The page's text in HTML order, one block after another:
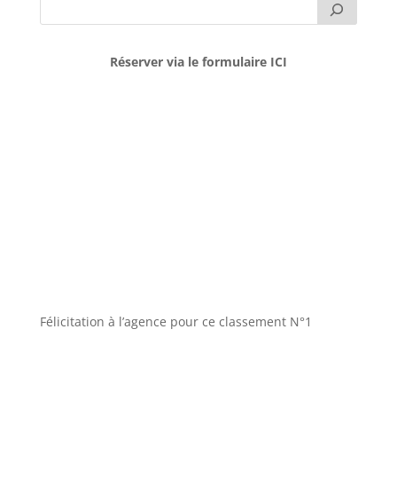
Réserver via le formulaire ICI
Félicitation à l’agence pour ce classement N°1